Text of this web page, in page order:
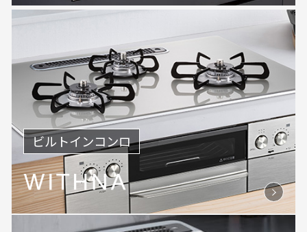
ビルトインコンロ